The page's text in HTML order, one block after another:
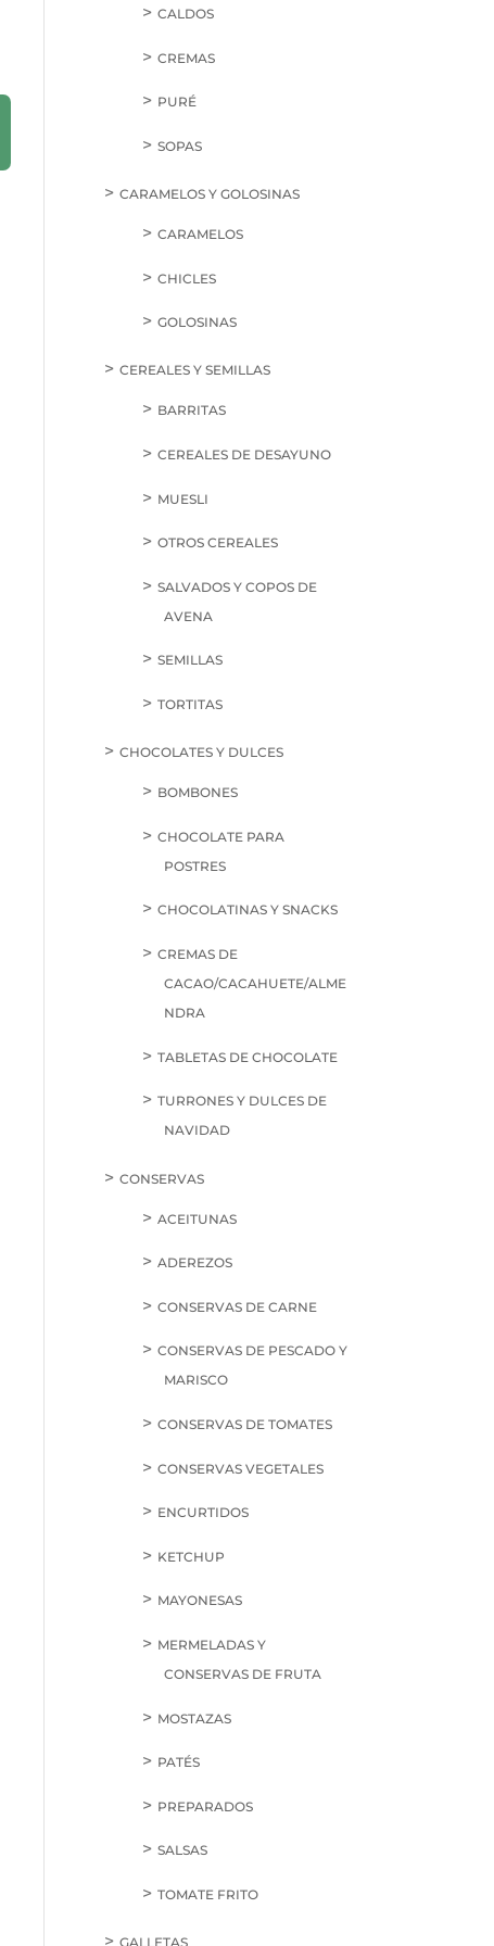
CALDOS
CREMAS
PURÉ
SOPAS
CARAMELOS Y GOLOSINAS
CARAMELOS
CHICLES
GOLOSINAS
CEREALES Y SEMILLAS
BARRITAS
CEREALES DE DESAYUNO
MUESLI
OTROS CEREALES
SALVADOS Y COPOS DE
AVENA
SEMILLAS
TORTITAS
CHOCOLATES Y DULCES
BOMBONES
CHOCOLATE PARA
POSTRES
CHOCOLATINAS Y SNACKS
CREMAS DE
CACAO/CACAHUETE/ALME
NDRA
TABLETAS DE CHOCOLATE
TURRONES Y DULCES DE
NAVIDAD
CONSERVAS
ACEITUNAS
ADEREZOS
CONSERVAS DE CARNE
CONSERVAS DE PESCADO Y
MARISCO
CONSERVAS DE TOMATES
CONSERVAS VEGETALES
ENCURTIDOS
KETCHUP
MAYONESAS
MERMELADAS Y
CONSERVAS DE FRUTA
MOSTAZAS
PATÉS
PREPARADOS
SALSAS
TOMATE FRITO
GALLETAS